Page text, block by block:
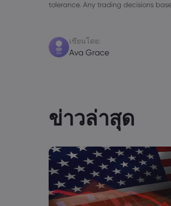
tolerance. Any trading decisions
เขียนโดย:
Ava Grace
ข่าวล่าสุด